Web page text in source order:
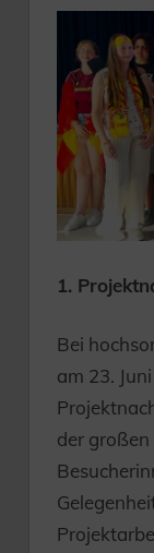
1.
Bei
am 23.
der